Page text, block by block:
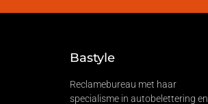
Bastyle
Reclamebureau met haar
specialisme in autobelettering en